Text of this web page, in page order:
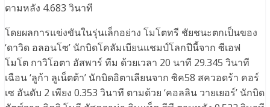
ตามหลัง 4.683 วินาที
โดยผลการแข่งขันในรุ่นเล็กอย่าง โมโตทรี ชัยชนะตกเป็นของ
‘ดาวิด อลอนโซ’ นักบิดโคลัมเบียนแชมป์โลกปีนี้จาก ซีเอฟ
โมโต กาวิโอตา อัสพาร์ ทีม ด้วยเวลา 20 นาที 29.345 วินาที
เฉือน ‘ลูก้า ลูเน็ตต้า’ นักบิดอิตาเลียนจาก ซิค58 สควอดร้า คอร์
เซ อันดับ 2 เพียง 0.353 วินาที ตามด้วย ‘คอลลิน วายเยอร์’ นักบิด